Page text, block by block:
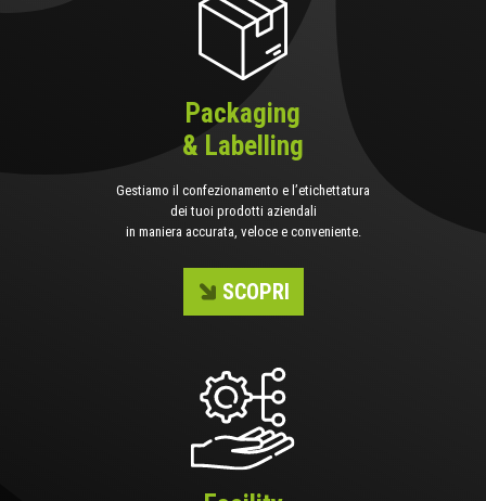
Packaging
& Labelling
Gestiamo il confezionamento e l’etichettatura
dei tuoi prodotti aziendali
in maniera accurata, veloce e conveniente.
SCOPRI